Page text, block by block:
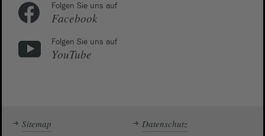
Folgen Sie uns auf
Facebook
Folgen Sie uns auf
YouTube
Sitemap Datenschutz